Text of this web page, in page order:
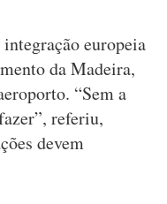
europeia
da Madeira,
“Sem a
referiu,
devem